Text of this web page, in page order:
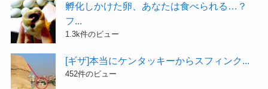
孵化しかけた卵、あなたは食べられる…？
フ...
1.3k件のビュー
[ギザ]本当にケンタッキーからスフィンク...
452件のビュー